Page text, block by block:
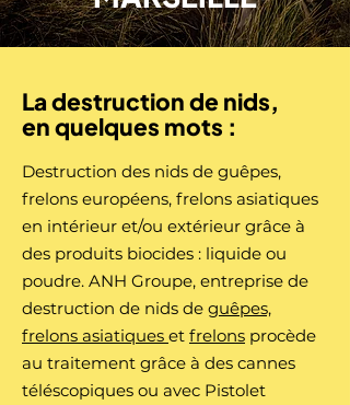
La destruction de nids,
en quelques mots :
Destruction des nids de guêpes,
frelons européens, frelons asiatiques
en intérieur et/ou extérieur grâce à
des produits biocides : liquide ou
poudre. ANH Groupe, entreprise de
destruction de nids de guêpes,
frelons asiatiques et frelons procède
au traitement grâce à des cannes
téléscopiques ou avec Pistolet